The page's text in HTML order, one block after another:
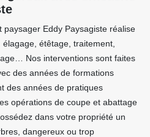
paysager Eddy Paysagiste réalise
étêtage, traitement,
Nos interventions sont faites
des années de formations
des années de pratiques
opérations de coupe et abattage
dans votre propriété un
dangereux ou trop